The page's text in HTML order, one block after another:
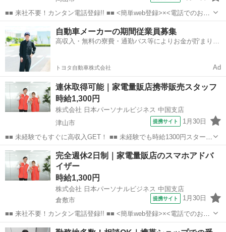
■■ 来社不要！カンタン電話登録!! ■■ <簡単web登録>×<電話でのお仕
事紹介> で、来社なくお仕事探しが可能です♪ 基本情報を入力したら
電話で希望を伝えるだけでOK★ 営業、ラウンダー、事務のお仕事も
あります♪ ご希...
店長
自動車メーカーの期間従業員募集
高収入・無料の寮費・通勤バス等によりお金が貯まりや
トヨタ自動車株式会社 Ad
連休取得可能｜家電量販店携帯販売スタッフ
時給1,300円
株式会社 日本パーソナルビジネス 中国支店
津山市
提携サイト 1月30日
■■ 未経験でもすぐに高収入GET！ ■■ 未経験でも時給1300円スタート
なので、すぐに高収入!! 社員登用制度もあるので、ゆくゆくは社員に
なんてキャリアアップも目指せます!! ■■ 来社不要！カンタン電話登
録!! ■■...
岡山 津山市 店長
完全週休2日制｜家電量販店のスマホアドバ
イザー
時給1,300円
株式会社 日本パーソナルビジネス 中国支店
倉敷市
提携サイト 1月30日
■■ 来社不要！カンタン電話登録!! ■■ <簡単web登録>×<電話でのお仕
事紹介> で、来社なくお仕事探しが可能です♪ 基本情報を入力したら
岡山 倉敷市 店長